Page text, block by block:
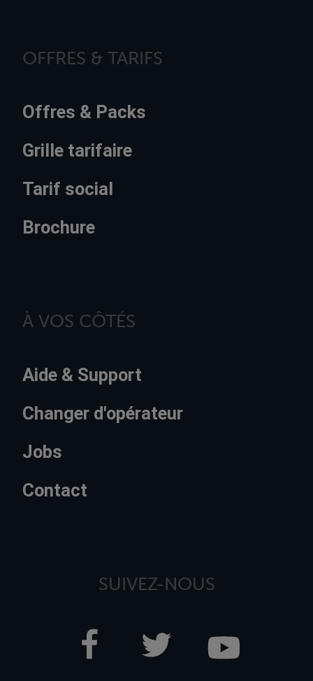
OFFRES & TARIFS
Offres & Packs
Grille tarifaire
Tarif social
Brochure
À VOS CÔTÉS
Aide & Support
Changer d'opérateur
Jobs
Contact
SUIVEZ-NOUS